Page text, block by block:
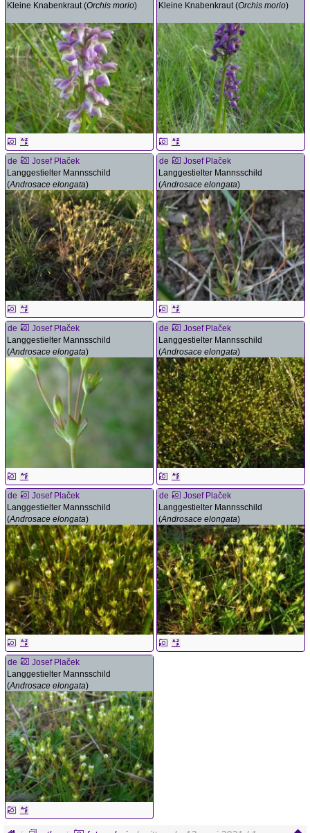
Kleine Knabenkraut (Orchis morio)
Kleine Knabenkraut (Orchis morio)
de
Josef Plaček
Langgestielter Mannsschild
(Androsace elongata)
de
Josef Plaček
Langgestielter Mannsschild
(Androsace elongata)
de
Josef Plaček
Langgestielter Mannsschild
(Androsace elongata)
de
Josef Plaček
Langgestielter Mannsschild
(Androsace elongata)
de
Josef Plaček
Langgestielter Mannsschild
(Androsace elongata)
de
Josef Plaček
Langgestielter Mannsschild
(Androsace elongata)
de
Josef Plaček
Langgestielter Mannsschild
(Androsace elongata)